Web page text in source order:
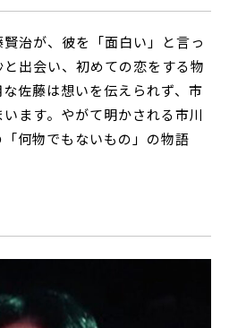
治が、彼を「面白い」と言っ
出会い、初めての恋をする物
佐藤は想いを伝えられず、市
ます。やがて明かされる市川
何物でもないもの」の物語